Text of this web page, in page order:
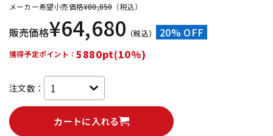
メーカー希望小売価格¥80,850 （税込）
販売価格¥64,680 （税込） 20% OFF
獲得予定ポイント： 5880pt(10%)
注文数：
カートに入れる